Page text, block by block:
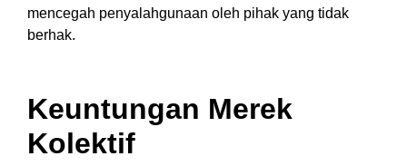
mencegah penyalahgunaan oleh pihak yang tidak
berhak.
Keuntungan Merek
Kolektif